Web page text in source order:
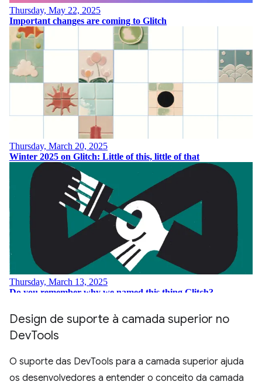
Design de suporte à camada superior no
DevTools
O suporte das DevTools para a camada superior ajuda
os desenvolvedores a entender o conceito da camada